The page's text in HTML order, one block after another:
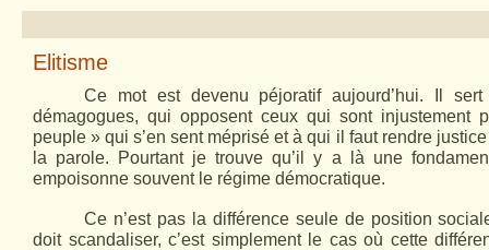
Elitisme
Ce mot est devenu péjoratif aujourd’hui. Il
démagogues, qui opposent ceux qui sont injustement
peuple » qui s’en sent méprisé et à qui il faut rendre
la parole. Pourtant je trouve qu’il y a là une
empoisonne souvent le régime démocratique.
Ce n’est pas la différence seule de position
doit scandaliser, c’est simplement le cas où cette